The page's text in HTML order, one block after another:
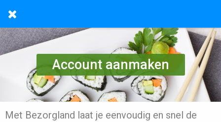
Account aanmaken
Met Bezorgland laat je eenvoudig en snel de